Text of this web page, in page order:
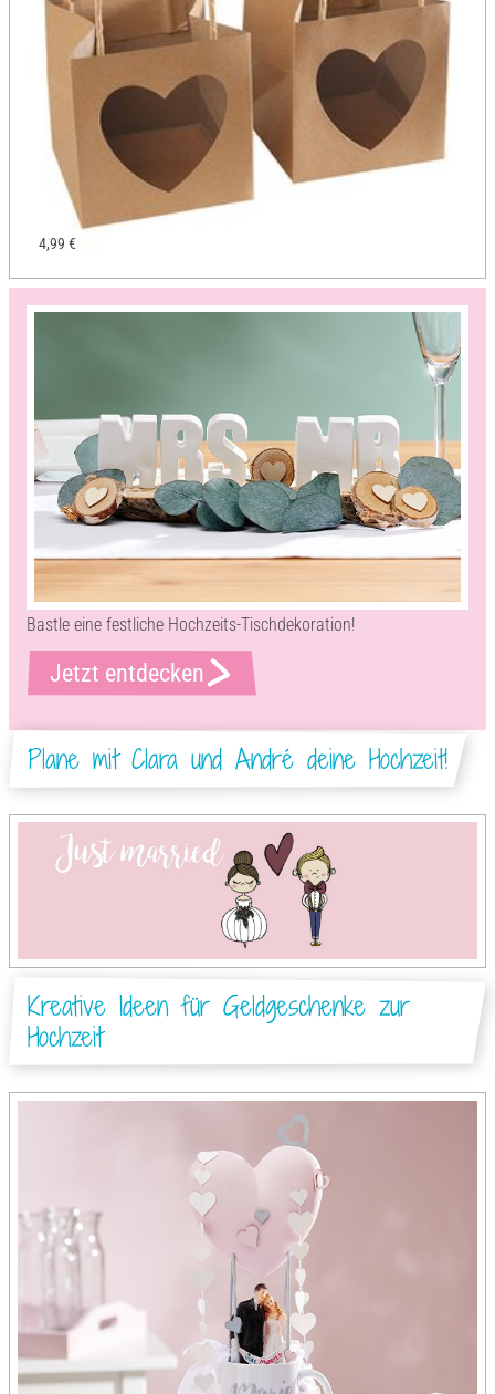
4,99 €
Bastle eine festliche Hochzeits-Tischdekoration!
Jetzt entdecken
Plane mit Clara und André deine Hochzeit!
Kreative Ideen für Geldgeschenke zur
Hochzeit